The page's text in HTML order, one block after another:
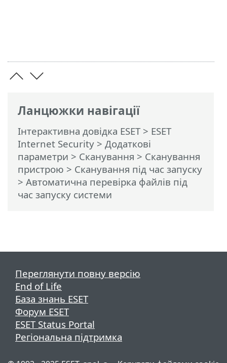
Ланцюжки навігації
Інтерактивна довідка ESET> ESET
Internet Security > Додаткові
параметри > Сканування > Сканування
пристрою > Сканування під час запуску
> Автоматична перевірка файлів під
час запуску системи
Переглянути повну версію
End of Life
База знань ESET
Форум ESET
ESET Status Portal
Регіональна підтримка